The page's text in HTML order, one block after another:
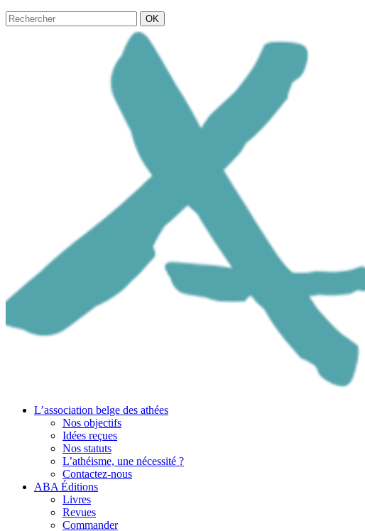
OK
L’association belge des athées
Nos objectifs
Idées reçues
Nos statuts
L’athéisme, une nécessité ?
Contactez-nous
ABA Éditions
Livres
Revues
Commander